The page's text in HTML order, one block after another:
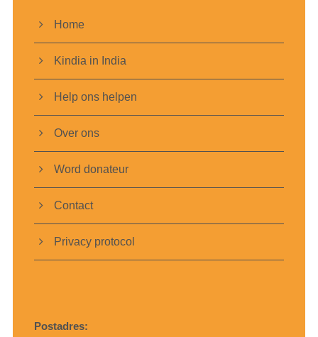
Home
Kindia in India
Help ons helpen
Over ons
Word donateur
Contact
Privacy protocol
Postadres: